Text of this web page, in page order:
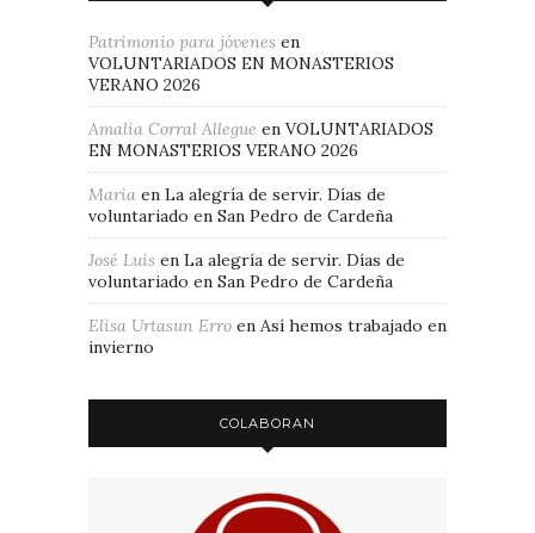
Patrimonio para jóvenes en
VOLUNTARIADOS EN MONASTERIOS
VERANO 2026
Amalia Corral Allegue en VOLUNTARIADOS
EN MONASTERIOS VERANO 2026
Maria en La alegría de servir. Días de
voluntariado en San Pedro de Cardeña
José Luis en La alegría de servir. Días de
voluntariado en San Pedro de Cardeña
Elisa Urtasun Erro en Así hemos trabajado en
invierno
COLABORAN